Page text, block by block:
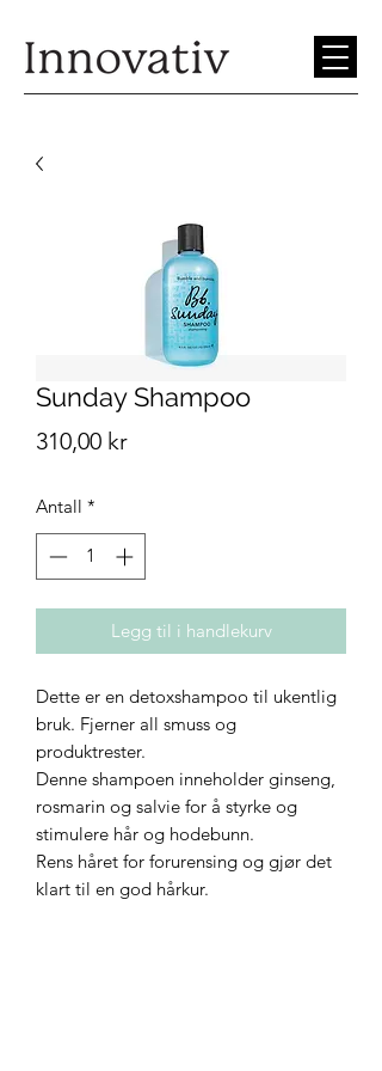
Sunday Shampoo
310,00 krPris
Antall *
Legg til i handlekurv
Dette er en detoxshampoo til ukentlig
bruk. Fjerner all smuss og
produktrester.
Denne shampoen inneholder ginseng,
rosmarin og salvie for å styrke og
stimulere hår og hodebunn.
Rens håret for forurensing og gjør det
klart til en god hårkur.